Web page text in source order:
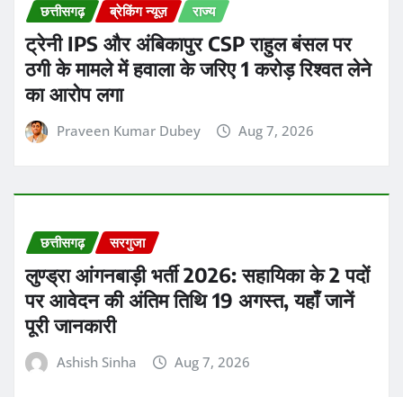
छत्तीसगढ़ ब्रेकिंग न्यूज़ राज्य
ट्रेनी IPS और अंबिकापुर CSP राहुल बंसल पर
ठगी के मामले में हवाला के जरिए 1 करोड़ रिश्वत लेने
का आरोप लगा
Praveen Kumar Dubey Aug 7, 2026
छत्तीसगढ़ सरगुजा
लुण्ड्रा आंगनबाड़ी भर्ती 2026: सहायिका के 2 पदों
पर आवेदन की अंतिम तिथि 19 अगस्त, यहाँ जानें
पूरी जानकारी
Ashish Sinha Aug 7, 2026